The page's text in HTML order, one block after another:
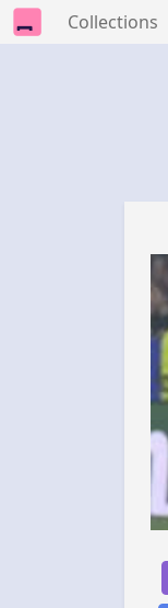
Collections